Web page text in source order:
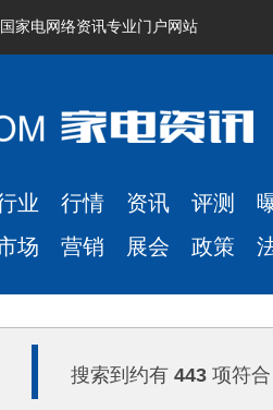
家电网络资讯专业门户网站
业 行情 资讯 评测
场 营销 展会 政策
搜索到约有 443 项符合